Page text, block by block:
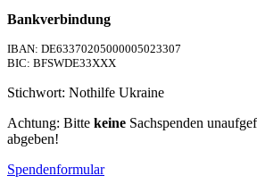
Bankverbindung
IBAN: DE63370205000005023307
BIC: BFSWDE33XXX
Stichwort: Nothilfe Ukraine
Achtung: Bitte keine Sachspenden
abgeben!
Spendenformular